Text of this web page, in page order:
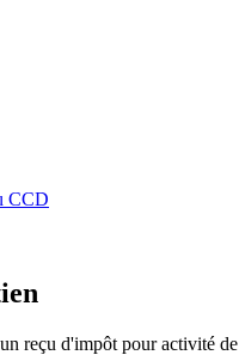
CCD
reçu d'impôt pour activité